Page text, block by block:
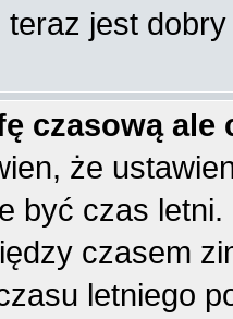
teraz jest
czasową
że
być czas
czasem
letniego